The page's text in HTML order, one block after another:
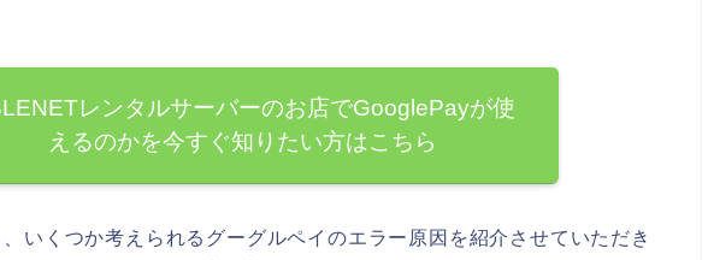
レンタルサーバーのお店でGooglePayが使
えるのかを今すぐ知りたい方はこちら
いくつか考えられるグーグルペイのエラー原因を紹介させていただき